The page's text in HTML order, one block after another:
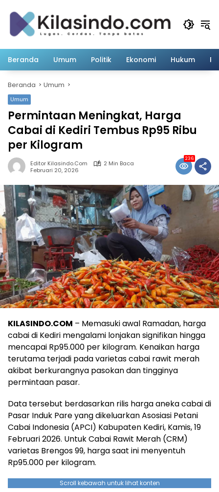
Beranda Umum Politik Ekonomi Hukum
Beranda Umum
Umum
Permintaan Meningkat, Harga
Cabai di Kediri Tembus Rp95 Ribu
per Kilogram
Editor Kilasindo.com
2 Min Baca
Februari 20, 2026
236
KILASINDO.COM – Memasuki awal Ramadan, harga
cabai di Kediri mengalami lonjakan signifikan hingga
mencapai Rp95.000 per kilogram. Kenaikan harga
terutama terjadi pada varietas cabai rawit merah
akibat berkurangnya pasokan dan tingginya
permintaan pasar.
Data tersebut berdasarkan rilis harga aneka cabai di
Pasar Induk Pare yang dikeluarkan Asosiasi Petani
Cabai Indonesia (APCI) Kabupaten Kediri, Kamis, 19
Februari 2026. Untuk Cabai Rawit Merah (CRM)
varietas Brengos 99, harga saat ini menyentuh
Rp95.000 per kilogram.
Scroll kebawah untuk lihat konten